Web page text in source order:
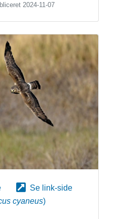
2024-11-07
Se link-side
cyaneus)